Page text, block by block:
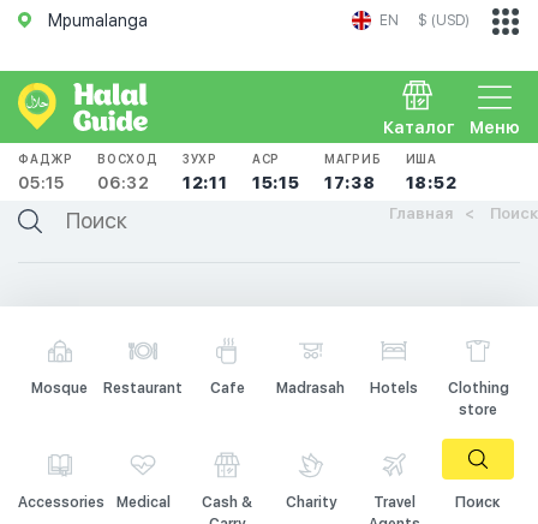
Mpumalanga EN $ (USD)
Меню
Каталог
ФАДЖР
05:15
ВОСХОД
06:32
ЗУХР
12:11
АСР
15:15
МАГРИБ
17:38
ИША
18:52
Главная Поиск
Mosque Restaurant Cafe Madrasah Hotels
Clothing
store
Accessories Medical
Cash &
Charity
Travel
Поиск